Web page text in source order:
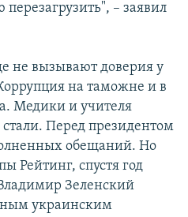
– заявил
не вызывают доверия у
на таможне и в
Медики и учителя
Перед президентом
обещаний. Но
Рейтинг, спустя год
Зеленский
украинским